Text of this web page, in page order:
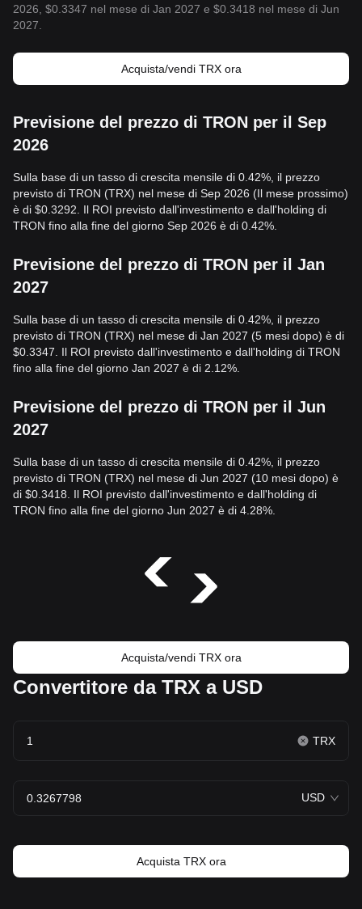
2026, $0.3347 nel mese di Jan 2027 e $0.3418 nel mese di Jun
2027.
Acquista/vendi TRX ora
Previsione del prezzo di TRON per il Sep
2026
Sulla base di un tasso di crescita mensile di 0.42%, il prezzo
previsto di TRON (TRX) nel mese di Sep 2026 (Il mese prossimo)
è di $0.3292. Il ROI previsto dall'investimento e dall'holding di
TRON fino alla fine del giorno Sep 2026 è di 0.42%.
Previsione del prezzo di TRON per il Jan
2027
Sulla base di un tasso di crescita mensile di 0.42%, il prezzo
previsto di TRON (TRX) nel mese di Jan 2027 (5 mesi dopo) è di
$0.3347. Il ROI previsto dall'investimento e dall'holding di TRON
fino alla fine del giorno Jan 2027 è di 2.12%.
Previsione del prezzo di TRON per il Jun
2027
Sulla base di un tasso di crescita mensile di 0.42%, il prezzo
previsto di TRON (TRX) nel mese di Jun 2027 (10 mesi dopo) è
di $0.3418. Il ROI previsto dall'investimento e dall'holding di
TRON fino alla fine del giorno Jun 2027 è di 4.28%.
Acquista/vendi TRX ora
Convertitore da TRX a USD
TRX
USD
Acquista TRX ora